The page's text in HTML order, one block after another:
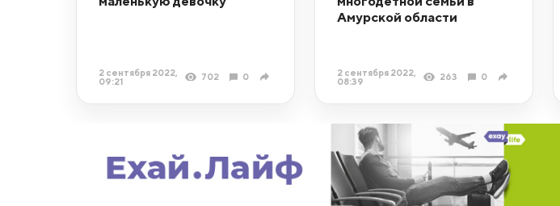
2 сентября 2022,
09:21
702 0
Амурской области
2 сентября 2022,
08:39
263 0